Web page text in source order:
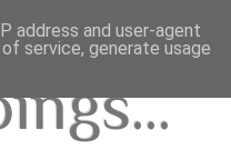
address and user-agent
service, generate usage